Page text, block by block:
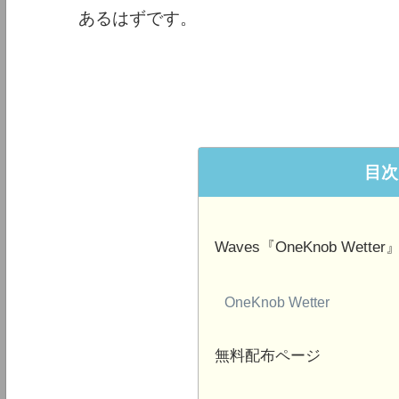
あるはずです。
目次
Waves『OneKnob Wetter
OneKnob Wetter
無料配布ページ